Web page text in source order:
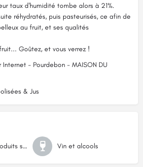
taux d'humidité tombe alors à 21%.
réhydratés, puis pasteurisés, ce afin de
au fruit, et ses qualités
Goûtez, et vous verrez !
- Pourdebon - MAISON DU
& Jus
Épicerie et produits secs Vin et alcools